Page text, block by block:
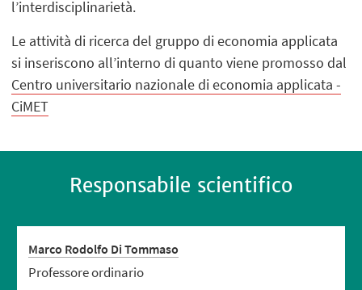
l’interdisciplinarietà.
Le attività di ricerca del gruppo di economia applicata
si inseriscono all’interno di quanto viene promosso dal
Centro universitario nazionale di economia applicata -
CiMET
Responsabile scientifico
Marco Rodolfo Di Tommaso
Professore ordinario